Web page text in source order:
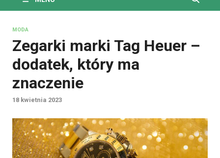
MODA
Zegarki marki Tag Heuer –
dodatek, który ma
znaczenie
18 kwietnia 2023